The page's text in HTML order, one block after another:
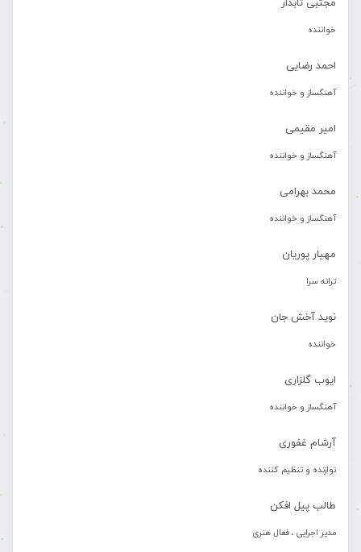
مجتبی تابدار
خواننده
احمد رضایی
آهنگساز و خواننده
امیر مقیمی
آهنگساز و خواننده
محمد بهرامی
آهنگساز و خواننده
مهیار پوریان
ترانه سرا
نوید آخش جان
خواننده
ایوب گلزاری
آهنگساز و خواننده
آرشام غفوری
نوازنده و تنظیم کننده
طالب پیل افکن
مدیر اجرایی ، فعال هنری